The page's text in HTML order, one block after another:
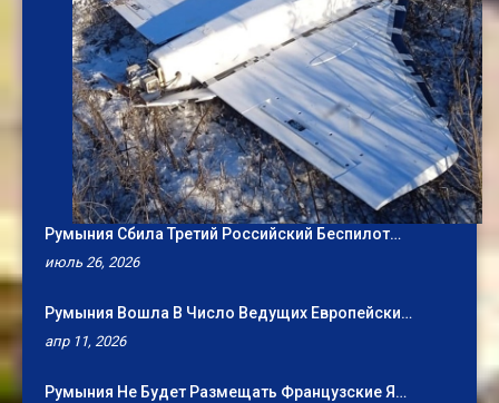
Румыния Сбила Третий Российский Беспилот…
июль 26, 2026
Румыния Вошла В Число Ведущих Европейски…
апр 11, 2026
Румыния Не Будет Размещать Французские Я…